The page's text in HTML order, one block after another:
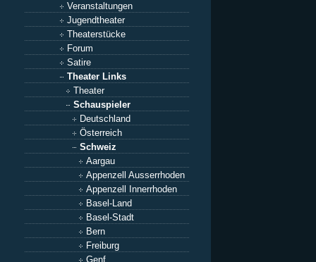
Veranstaltungen
Jugendtheater
Theaterstücke
Forum
Satire
Theater Links
Theater
Schauspieler
Deutschland
Österreich
Schweiz
Aargau
Appenzell Ausserrhoden
Appenzell Innerrhoden
Basel-Land
Basel-Stadt
Bern
Freiburg
Genf